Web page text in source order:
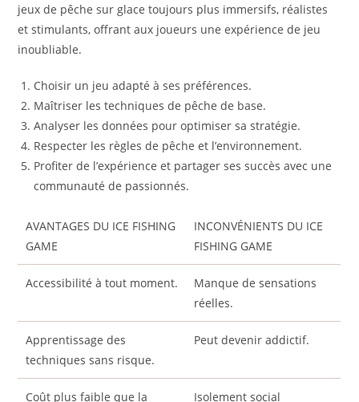
jeux de pêche sur glace toujours plus immersifs, réalistes
et stimulants, offrant aux joueurs une expérience de jeu
inoubliable.
Choisir un jeu adapté à ses préférences.
Maîtriser les techniques de pêche de base.
Analyser les données pour optimiser sa stratégie.
Respecter les règles de pêche et l’environnement.
Profiter de l’expérience et partager ses succès avec une
communauté de passionnés.
AVANTAGES DU ICE FISHING
GAME
INCONVÉNIENTS DU ICE
FISHING GAME
Accessibilité à tout moment.
Manque de sensations
réelles.
Apprentissage des
techniques sans risque.
Peut devenir addictif.
Coût plus faible que la Isolement social